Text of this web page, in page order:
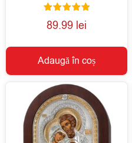
Evaluat la
5.00
89.99 lei
Adaugă în coș